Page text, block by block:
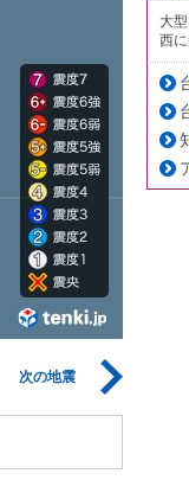
次の地震
大
西